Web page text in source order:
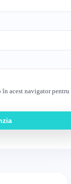
acest navigator pentru